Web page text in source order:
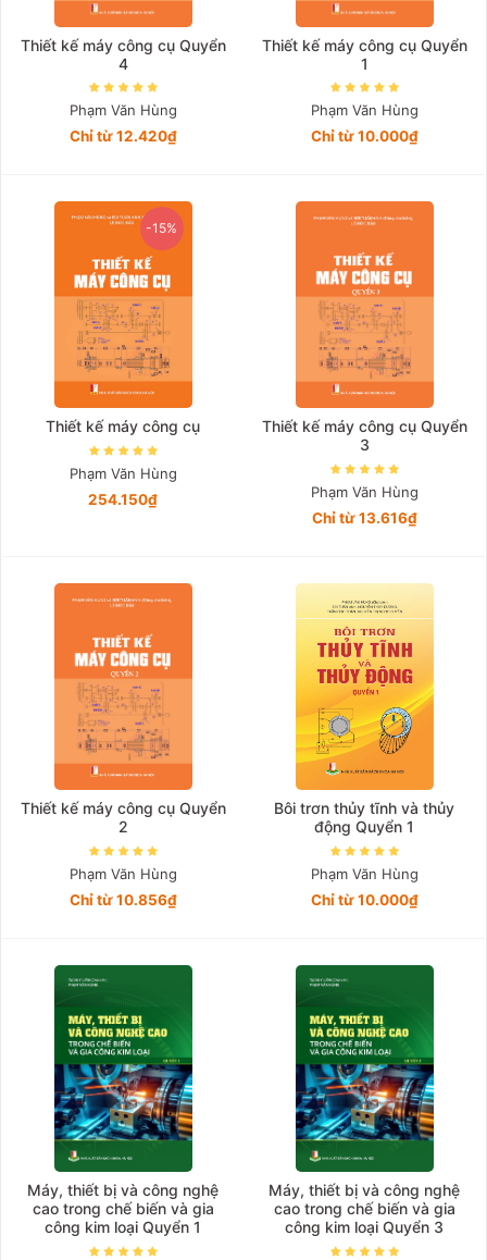
Thiết kế máy công cụ Quyển
4
Phạm Văn Hùng
Chỉ từ 12.420₫
Thiết kế máy công cụ Quyển
1
Phạm Văn Hùng
Chỉ từ 10.000₫
-15%
Thiết kế máy công cụ
Phạm Văn Hùng
254.150₫
Thiết kế máy công cụ Quyển
3
Phạm Văn Hùng
Chỉ từ 13.616₫
Thiết kế máy công cụ Quyển
2
Phạm Văn Hùng
Chỉ từ 10.856₫
Bôi trơn thủy tĩnh và thủy
động Quyển 1
Phạm Văn Hùng
Chỉ từ 10.000₫
Máy, thiết bị và công nghệ
cao trong chế biến và gia
công kim loại Quyển 1
Máy, thiết bị và công nghệ
cao trong chế biến và gia
công kim loại Quyển 3